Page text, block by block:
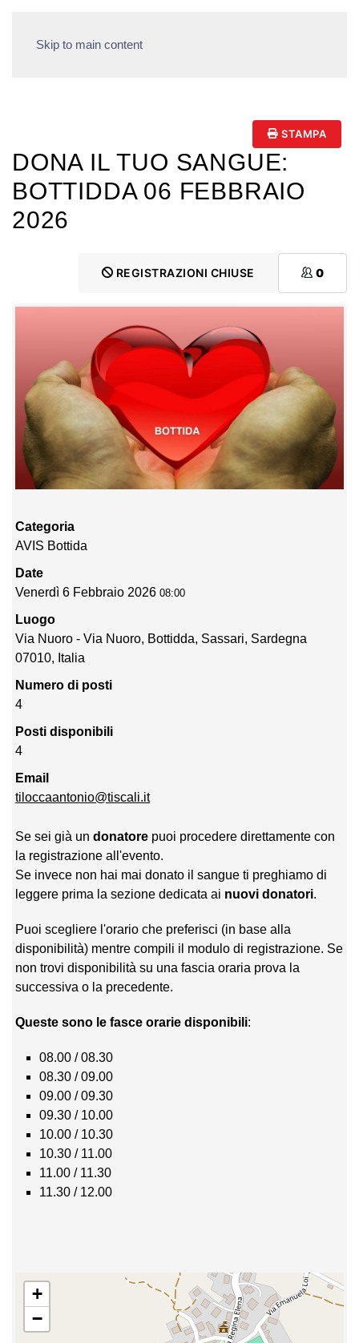
Skip to main content
STAMPA
DONA IL TUO SANGUE:
BOTTIDDA 06 FEBBRAIO
2026
REGISTRAZIONI CHIUSE 0
Categoria
AVIS Bottida
Date
Venerdì 6 Febbraio 2026 08:00
Luogo
Via Nuoro - Via Nuoro, Bottidda, Sassari, Sardegna
07010, Italia
Numero di posti
4
Posti disponibili
4
Email
tiloccaantonio@tiscali.it
Se sei già undonatore puoi procedere direttamente con
la registrazione all'evento.
Se invece non hai mai donato il sangue ti preghiamo di
leggere prima la sezione dedicata ai nuovi donatori.
Puoi scegliere l'orario che preferisci (in base alla
disponibilità) mentre compili il modulo di registrazione. Se
non trovi disponibilità su una fascia oraria prova la
successiva o la precedente.
Queste sono le fasce orarie disponibili:
08.00 / 08.30
08.30 / 09.00
09.00 / 09.30
09.30 / 10.00
10.00 / 10.30
10.30 / 11.00
11.00 / 11.30
11.30 / 12.00
+
−